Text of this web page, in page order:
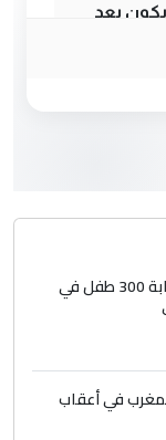
يكون بعد
عريقة
سل
4
يسقط
عريقة
اليونيسف توثق استشهاد قرابة 300 طفل في
في أعقاب